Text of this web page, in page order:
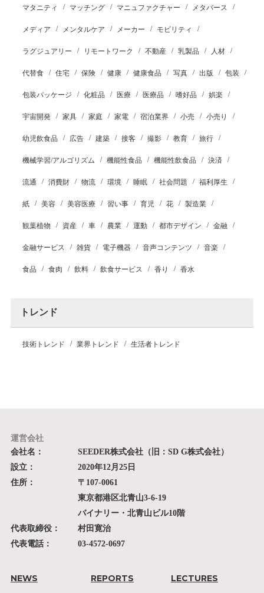
マタニティ マッチング マニュファクチャー メタバース
メディア メンタルケア メーカー モビリティ
ラグジュアリー リモートワーク 不動産 乳製品 人材
代替食 住宅 保険 健康 健康食品 写真 出版 包装
包装パッケージ 化粧品 医療 医療品 嗜好品 娯楽
宇宙開発 家具 家庭 家電 宿泊業界 小売 小売り
幼児飲食品 広告 建築 接客 撮影 教育 旅行
機械学習/アルゴリズム 機能性食品 機能性飲食品 決済
流通 消費財 物流 環境 睡眠 社会問題 福利厚生
紙 美容 美容医療 習い事 育児 花 製造業
観葉植物 資産 車 農業 運動 都市デザイン 金融
金融サービス 雑貨 電子機器 音声コンテンツ 音楽
食品 食肉 飲料 飲食サービス 香り 香水
トレンド
技術トレンド 業界トレンド 生活者トレンド
運営会社
会社名：
SEEDER株式会社（旧：SD G株式会社）
設立：
2020年12月25日
住所：
〒107-0061
東京都港区北青山3-6-19
バイナリー・北青山ビル10階
代表取締役：
村田寛治
代表電話：
03-4572-0697
NEWS REPORTS LECTURES